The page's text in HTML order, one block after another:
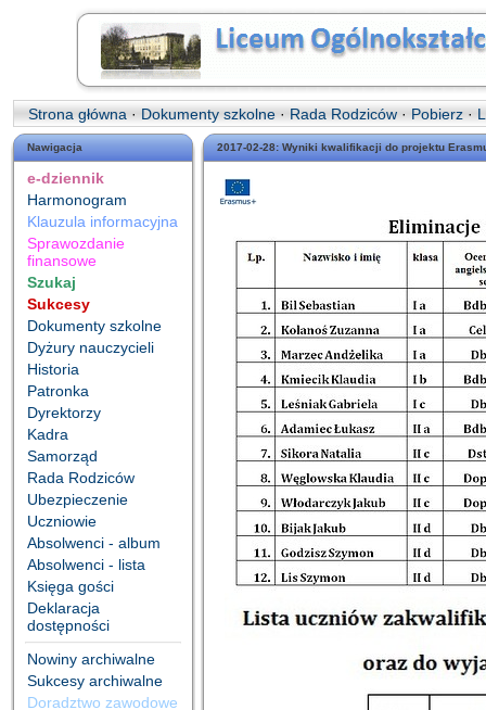
Strona główna · Dokumenty szkolne · Rada Rodziców · Pobierz ·
Nawigacja
e-dziennik
Harmonogram
Klauzula informacyjna
Sprawozdanie
finansowe
Szukaj
Sukcesy
Dokumenty szkolne
Dyżury nauczycieli
Historia
Patronka
Dyrektorzy
Kadra
Samorząd
Rada Rodziców
Ubezpieczenie
Uczniowie
Absolwenci - album
Absolwenci - lista
Księga gości
Deklaracja
dostępności
Nowiny archiwalne
Sukcesy archiwalne
Doradztwo zawodowe
2017-02-28: Wyniki kwalifikacji do projektu